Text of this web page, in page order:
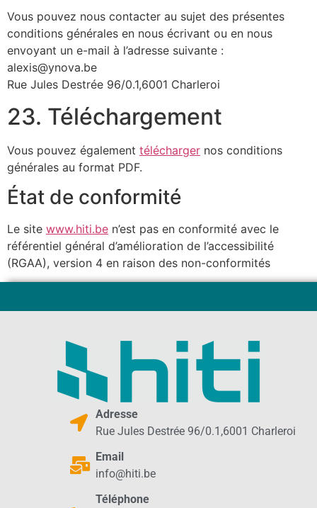
Vous pouvez nous contacter au sujet des présentes
conditions générales en nous écrivant ou en nous
envoyant un e-mail à l’adresse suivante :
alexis@ynova.be
Rue Jules Destrée 96/0.1,6001 Charleroi
23. Téléchargement
Vous pouvez également télécharger nos conditions
générales au format PDF.
État de conformité
Le site www.hiti.be n’est pas en conformité avec le
référentiel général d’amélioration de l’accessibilité
(RGAA), version 4 en raison des non-conformités
Adresse
Rue Jules Destrée 96/0.1,6001 Charleroi
Email
info@hiti.be
Téléphone